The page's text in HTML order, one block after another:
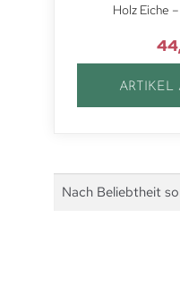
Holz Eiche
ARTIKEL